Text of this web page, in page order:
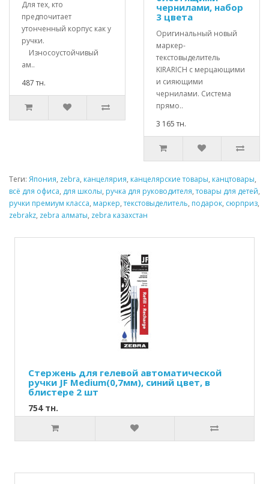
Для тех, кто
предпочитает
утонченный корпус как у
ручки.
Износоустойчивый
ам..
487 тн.
чернилами, набор
3 цвета
Оригинальный новый
маркер-
текстовыделитель
KIRARICH с мерцающими
и сияющими
чернилами. Система
прямо..
3 165 тн.
Теги: Япония, zebra, канцелярия, канцелярские товары, канцтовары,
всё для офиса, для школы, ручка для руководителя,товары для детей,
ручки премиум класса, маркер,текстовыделитель, подарок, сюрприз,
zebrakz, zebra алматы, zebra казахстан
Стержень для гелевой автоматической
ручки JF Medium(0,7мм), синий цвет, в
блистере 2 шт
754 тн.